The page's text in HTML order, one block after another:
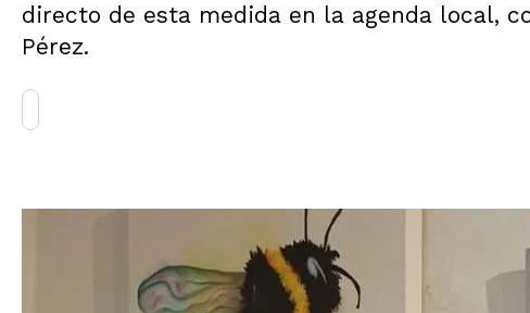
directo de esta medida en la agenda local,
Pérez.